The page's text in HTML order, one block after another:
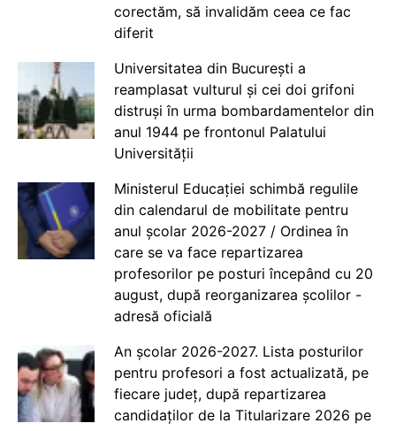
corectăm, să invalidăm ceea ce fac
diferit
Universitatea din București a
reamplasat vulturul și cei doi grifoni
distruși în urma bombardamentelor din
anul 1944 pe frontonul Palatului
Universității
Ministerul Educației schimbă regulile
din calendarul de mobilitate pentru
anul școlar 2026-2027 / Ordinea în
care se va face repartizarea
profesorilor pe posturi începând cu 20
august, după reorganizarea școlilor -
adresă oficială
An școlar 2026-2027. Lista posturilor
pentru profesori a fost actualizată, pe
fiecare județ, după repartizarea
candidaților de la Titularizare 2026 pe